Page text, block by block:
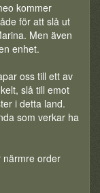
kommer
för att slå ut
Men även
enhet.
oss till ett av
slå till emot
i detta land.
som verkar ha
närmre order